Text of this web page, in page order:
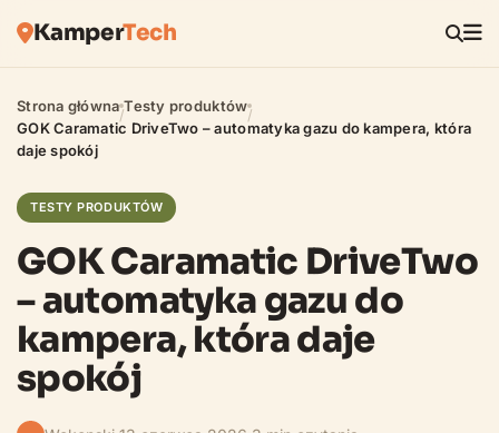
KamperTech
Strona główna/Testy produktów/
GOK Caramatic DriveTwo – automatyka gazu do kampera, która
daje spokój
TESTY PRODUKTÓW
GOK Caramatic DriveTwo
– automatyka gazu do
kampera, która daje
spokój